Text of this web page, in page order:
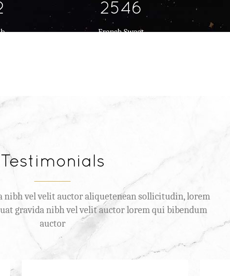
2546
French Sweet
Testimonials
nibh vel velit auctor aliquetenean sollicitudin, lorem
gravida nibh vel velit auctor lorem qui bibendum
auctor